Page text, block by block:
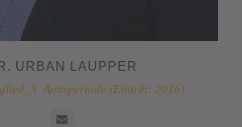
URBAN LAUPPER
3. Amtsperiode (Eintritt: 2016)